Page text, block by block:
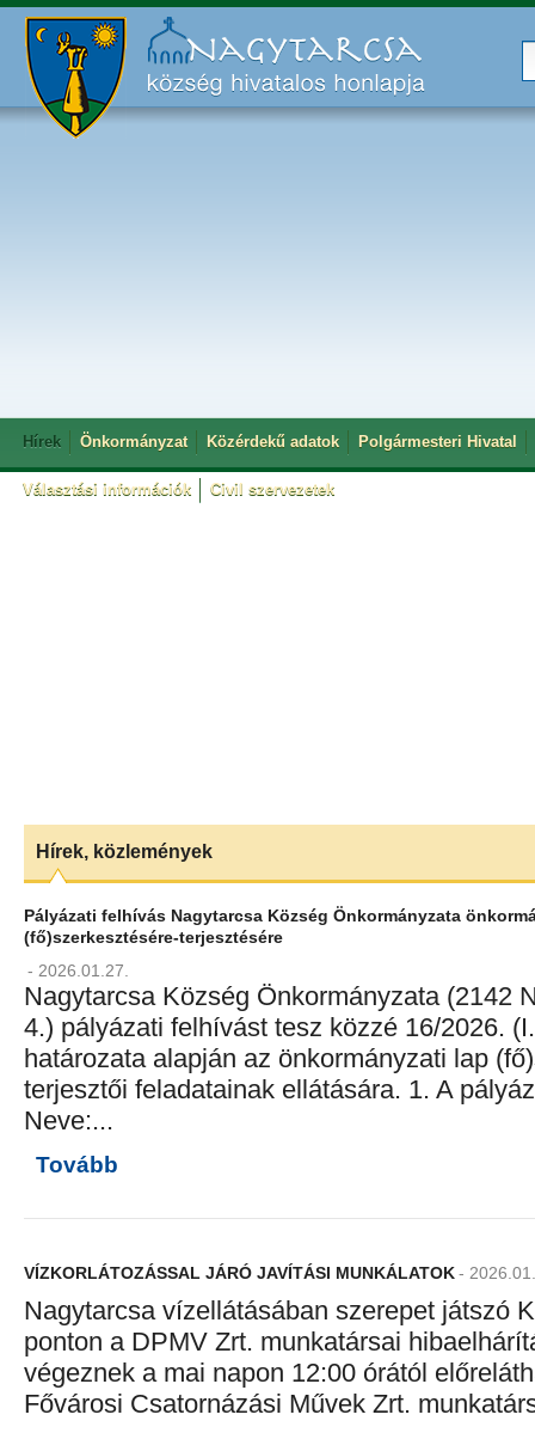
Hírek Önkormányzat Közérdekű adatok Polgármesteri Hivatal
Választási információk Civil szervezetek
Hírek, közlemények
Pályázati felhívás Nagytarcsa Község Önkormányzata
(fő)szerkesztésére-terjesztésére
- 2026.01.27.
Nagytarcsa Község Önkormányzata (2142
4.) pályázati felhívást tesz közzé 16/2026.
határozata alapján az önkormányzati lap
terjesztői feladatainak ellátására. 1. A
Neve:...
Tovább
VÍZKORLÁTOZÁSSAL JÁRÓ JAVÍTÁSI MUNKÁLATOK-
Nagytarcsa vízellátásában szerepet játszó
ponton a DPMV Zrt. munkatársai
végeznek a mai napon 12:00 órától
Fővárosi Csatornázási Művek Zrt.